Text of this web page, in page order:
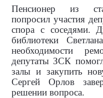
Пенсионер из
попросил участия
спора с соседями.
библиотеки
необходимости
депутаты ЗСК
залы и закупить
Сергей Орлов
решении вопроса.